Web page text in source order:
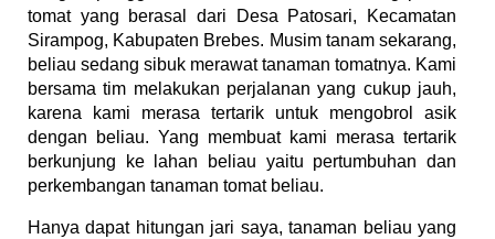
tomat yang berasal dari Desa Patosari, Kecamatan
Sirampog, Kabupaten Brebes. Musim tanam sekarang,
beliau sedang sibuk merawat tanaman tomatnya. Kami
bersama tim melakukan perjalanan yang cukup jauh,
karena kami merasa tertarik untuk mengobrol asik
dengan beliau. Yang membuat kami merasa tertarik
berkunjung ke lahan beliau yaitu pertumbuhan dan
perkembangan tanaman tomat beliau.
Hanya dapat hitungan jari saya, tanaman beliau yang